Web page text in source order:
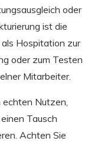
oder
ist die
Hospitation zur
oder zum Testen
Mitarbeiter.
echten Nutzen,
Tausch
Achten Sie